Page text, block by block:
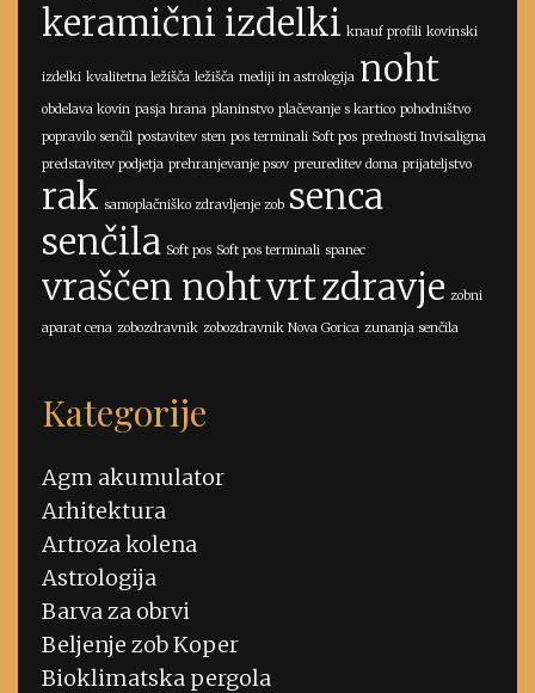
keramični izdelki knauf profili kovinski
izdelki kvalitetna ležišča ležišča mediji in astrologija noht
obdelava kovin pasja hrana planinstvo plačevanje s kartico pohodništvo
popravilo senčil postavitev sten pos terminali Soft pos prednosti Invisaligna
predstavitev podjetja prehranjevanje psov preureditev doma prijateljstvo
rak samoplačniško zdravljenje zob senca
senčila Soft pos Soft pos terminali spanec
vraščen nohtvrtzdravje zobni
aparat cena zobozdravnik zobozdravnik Nova Gorica zunanja senčila
Kategorije
Agm akumulator
Arhitektura
Artroza kolena
Astrologija
Barva za obrvi
Beljenje zob Koper
Bioklimatska pergola